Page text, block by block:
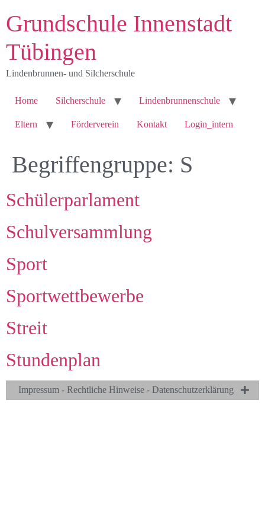
Grundschule Innenstadt
Tübingen
Lindenbrunnen- und Silcherschule
Home Silcherschule Lindenbrunnenschule
Eltern Förderverein Kontakt Login_intern
Begriffengruppe: S
Schülerparlament
Schulversammlung
Sport
Sportwettbewerbe
Streit
Stundenplan
Impressum - Rechtliche Hinweise - Datenschutzerklärung